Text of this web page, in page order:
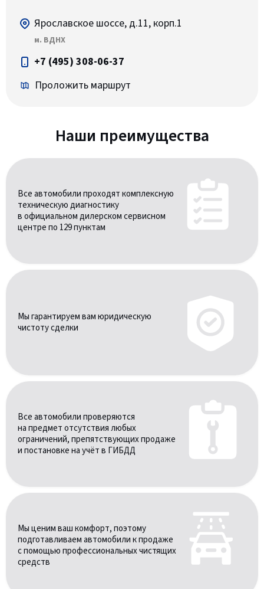
Ярославское шоссе, д.11, корп.1
м. ВДНХ
+7 (495) 308-06-37
Проложить маршрут
Наши преимущества
Все автомобили проходят комплексную
техническую диагностику
в официальном дилерском сервисном
центре по 129 пунктам
Мы гарантируем вам юридическую
чистоту сделки
Все автомобили проверяются
на предмет отсутствия любых
ограничений, препятствующих продаже
и постановке на учёт в ГИБДД
Мы ценим ваш комфорт, поэтому
подготавливаем автомобили к продаже
с помощью профессиональных чистящих
средств